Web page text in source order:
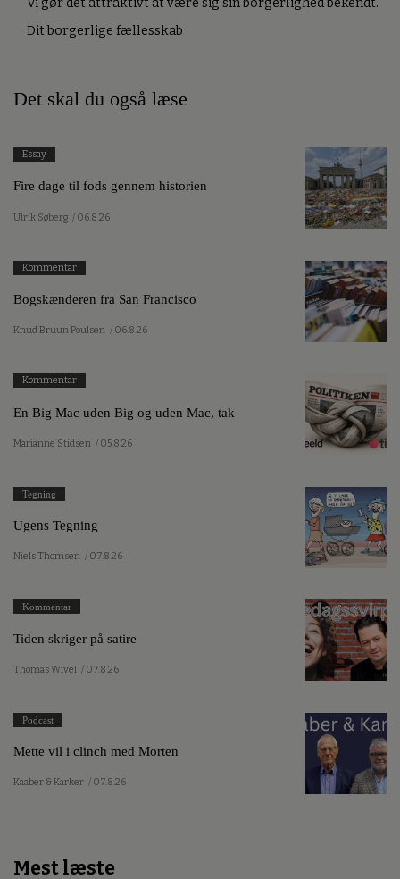
Dit borgerlige fællesskab
Det skal du også læse
Essay
Fire dage til fods gennem historien
Ulrik Søberg / 06.8.26
Kommentar
Bogskænderen fra San Francisco
Knud Bruun Poulsen / 06.8.26
Kommentar
En Big Mac uden Big og uden Mac, tak
Marianne Stidsen / 05.8.26
Tegning
Ugens Tegning
Niels Thomsen / 07.8.26
Kommentar
Tiden skriger på satire
Thomas Wivel / 07.8.26
Podcast
Mette vil i clinch med Morten
Kaaber & Karker / 07.8.26
Mest læste